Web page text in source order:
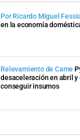
Por Ricardo Miguel
en la economía
Relevamiento de Came
desaceleración en abril
conseguir insumos